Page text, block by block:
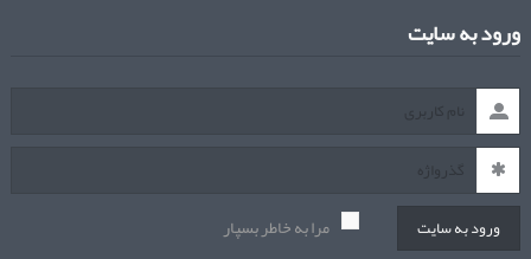
ورود به سایت
ورود به سایت مرا به خاطر بسپار